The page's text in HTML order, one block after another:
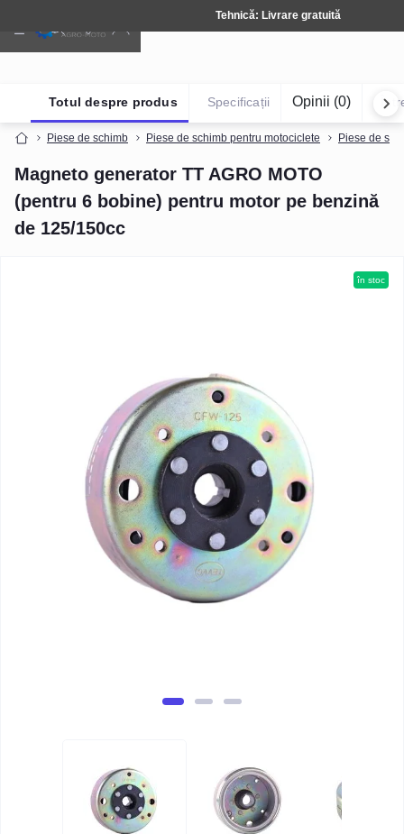
Tehnică: Livrare gratuită
Piese de schimb Piese de schimb pentru motociclete Piese de
Magneto generator TT AGRO MOTO
(pentru 6 bobine) pentru motor pe benzină
de 125/150cc
Totul despre produs Specificații Opinii (0)
în stoc